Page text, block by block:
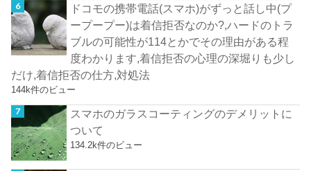
ドコモの携帯電話(スマホ)がずっと話し中(プ
ープープー)は着信拒否なのか?,ハードのトラ
ブルの可能性が114とかでその理由がある程
度わかります,着信拒否の心理の深堀りも少し
だけ,着信拒否の仕方,対処法
144k件のビュー
スマホのガラスコーティングのデメリットに
ついて
134.2k件のビュー